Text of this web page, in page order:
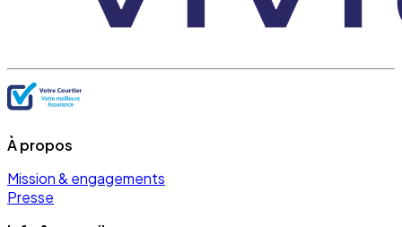
À propos
Mission & engagements
Presse